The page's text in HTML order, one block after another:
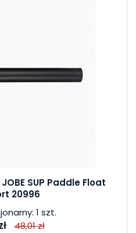
SUP Paddle Float
20996
1 szt.
48,01 zł